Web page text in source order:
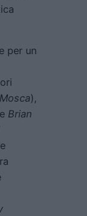
per un
),
Brian